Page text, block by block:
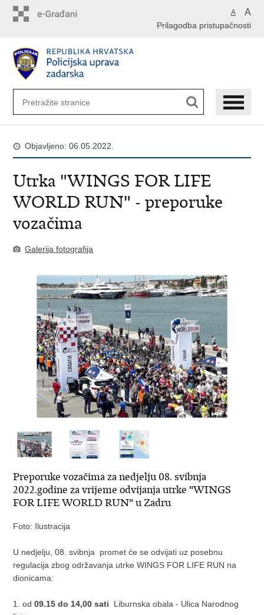
A A
Prilagodba pristupačnosti
Objavljeno: 06.05.2022.
Utrka "WINGS FOR LIFE
WORLD RUN" - preporuke
vozačima
Galerija fotografija
Preporuke vozačima za nedjelju 08. svibnja
2022.godine za vrijeme odvijanja utrke "WINGS
FOR LIFE WORLD RUN" u Zadru
Foto: Ilustracija
U nedjelju, 08. svibnja promet će se odvijati uz posebnu
regulacija zbog održavanja utrke WINGS FOR LIFE RUN na
dionicama:
1. od09.15 do 14,00 sati
Liburnska obala - Ulica Narodnog